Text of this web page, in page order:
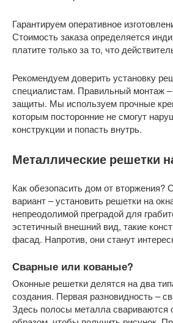
Гарантируем оперативное
Стоимость заказа определяется
платите только за то, что
Рекомендуем доверить установку
специалистам. Правильный монтаж –
защиты. Мы используем прочные
которым посторонние не смогут
конструкции и попасть внутрь.
Металлические решетки
Как обезопасить дом от вторжения?
вариант – установить решетки на
непреодолимой преградой для
эстетичный внешний вид, такие
фасад. Напротив, они станут
Сварные или кованые?
Оконные решетки делятся на два
создания. Первая разновидность –
Здесь полосы металла свариваются